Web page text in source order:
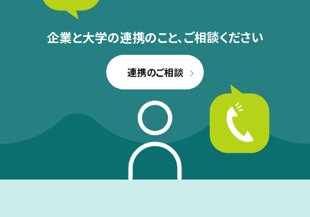
企業と大学の連携のこと、ご相談ください
連携のご相談